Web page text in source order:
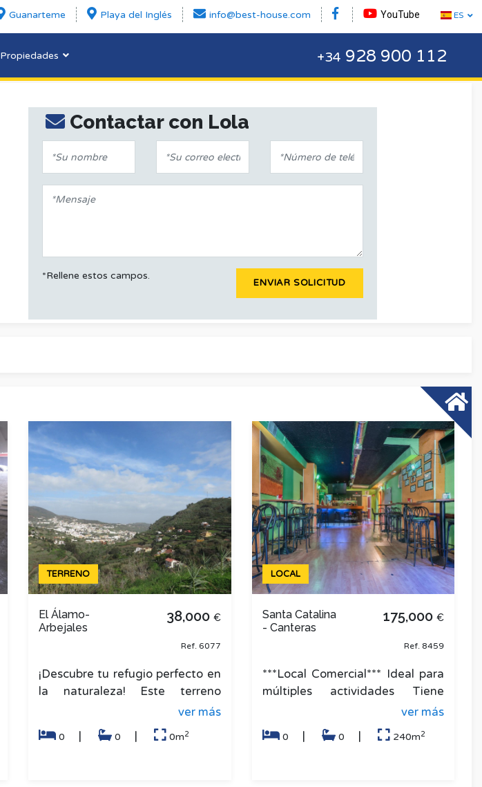
Guanarteme Playa del Inglés info@best-house.com YouTube ES
Propiedades +34 928 900 112
Contactar con Lola
*Rellene estos campos.
ENVIAR SOLICITUD
TERRENO
El Álamo-
Arbejales
38,000 €
Ref. 6077
¡Descubre tu refugio perfecto en
la naturaleza! Este terreno
rústico de 4.288 m² en La
Junquera, Teror es una joya pa
ver más
0 0 0m2
LOCAL
Santa Catalina
- Canteras
175,000 €
Ref. 8459
***Local Comercial*** Ideal para
múltiples actividades Tiene
licencia de tapas frías, ideal para
múltiples activida
ver más
0 0 240m2